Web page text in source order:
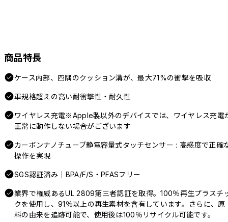
商品特長
ケース内部、四隅のクッション溝が、最大71%の衝撃を吸収
軍規格超えの高い耐衝撃性・耐久性
ワイヤレス充電※Apple製以外のデバイスでは、ワイヤレス充電
正常に動作しない場合がございます
カーボンナノチューブ静電容量式タッチセンサー : 高感度で正確
操作を実現
SGS認証済み｜BPA/F/S・PFASフリー
業界で権威あるUL 2809第三者認証を取得。100％再生プラスチ
クを使用し、91％以上の再生素材を含有しています。さらに、原
料の由来を追跡可能で、使用後は100％リサイクル可能です。